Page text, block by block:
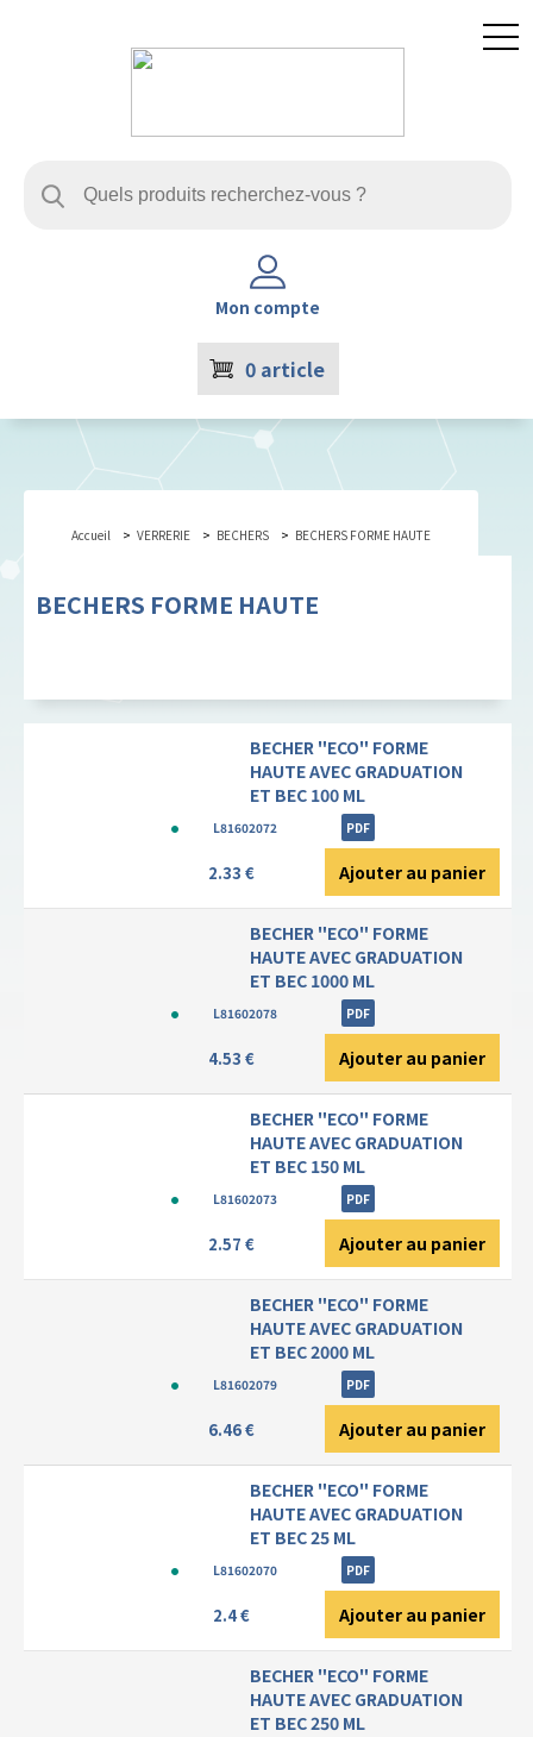
Mon compte
0 article
Accueil VERRERIE BECHERS BECHERS FORME HAUTE
BECHERS FORME HAUTE
BECHER "ECO" FORME
HAUTE AVEC GRADUATION
ET BEC 100 ML
L81602072 PDF
2.33 € Ajouter au panier
BECHER "ECO" FORME
HAUTE AVEC GRADUATION
ET BEC 1000 ML
L81602078 PDF
4.53 € Ajouter au panier
BECHER "ECO" FORME
HAUTE AVEC GRADUATION
ET BEC 150 ML
L81602073 PDF
2.57 € Ajouter au panier
BECHER "ECO" FORME
HAUTE AVEC GRADUATION
ET BEC 2000 ML
L81602079 PDF
6.46 € Ajouter au panier
BECHER "ECO" FORME
HAUTE AVEC GRADUATION
ET BEC 25 ML
L81602070 PDF
2.4 € Ajouter au panier
BECHER "ECO" FORME
HAUTE AVEC GRADUATION
ET BEC 250 ML